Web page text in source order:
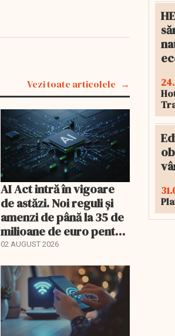
Vezi toate articolele
AI Act intră în vigoare
de astăzi. Noi reguli și
amenzi de până la 35 de
milioane de euro pentru
utilizarea inteligenței
02 AUGUST 2026